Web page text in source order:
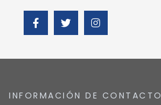
INFORMACIÓN DE CONTACTO